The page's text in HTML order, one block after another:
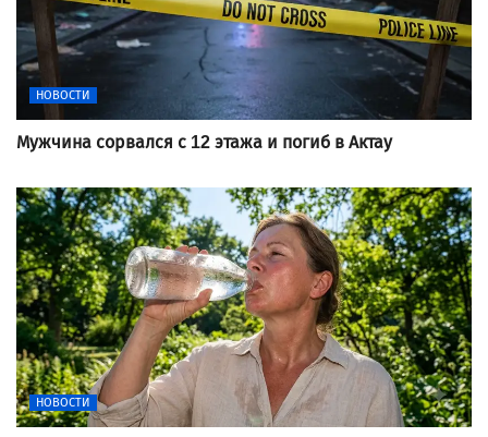
НОВОСТИ
Мужчина сорвался с 12 этажа и погиб в Актау
НОВОСТИ